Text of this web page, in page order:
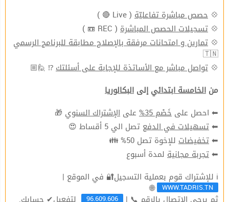
💠 حصص مباشرة تفاعليّة ( Live 🔴 )
💠 تسجيلات الحصص المباشرة ( REC 📼 )
💠 تمارين و امتحانات مرفقة بالإصلاح مطابقة للبرنامج الرسمي
🇹🇳
💠 تواصل مباشر مع الأساتذة للإجابة على أسئلتك⁉ 🙋🏼
من الخامسة ابتدائي إلى البكالوريا
⬅ احصل على خَصْم 35% على الإشتراك السنوي 🎁
⬅تسهيلات في الدفع تصل الي 5 أقساط 😍
⬅تخفيضات للإخوة تصل 50% 👪
⬅تجربة مجانية لمدة أسبوع
ℹ للإشتراك قوم بعملية التسجيل🔐 في الموقع |
WWW.TADRIS.TN
🌐
96.609.606